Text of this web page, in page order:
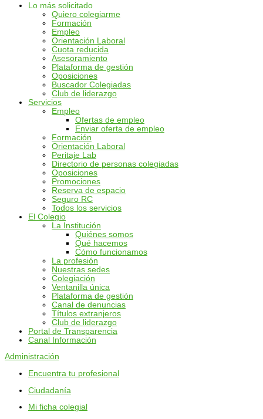
Lo más solicitado
Quiero colegiarme
Formación
Empleo
Orientación Laboral
Cuota reducida
Asesoramiento
Plataforma de gestión
Oposiciones
Buscador Colegiadas
Club de liderazgo
Servicios
Empleo
Ofertas de empleo
Enviar oferta de empleo
Formación
Orientación Laboral
Peritaje Lab
Directorio de personas colegiadas
Oposiciones
Promociones
Reserva de espacio
Seguro RC
Todos los servicios
El Colegio
La Institución
Quiénes somos
Qué hacemos
Cómo funcionamos
La profesión
Nuestras sedes
Colegiación
Ventanilla única
Plataforma de gestión
Canal de denuncias
Títulos extranjeros
Club de liderazgo
Portal de Transparencia
Canal Información
Administración
Encuentra tu profesional
Ciudadanía
Mi ficha colegial